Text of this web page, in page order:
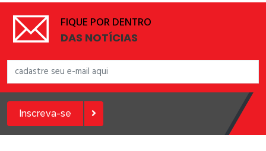
FIQUE POR DENTRO
DAS NOTÍCIAS
Inscreva-se